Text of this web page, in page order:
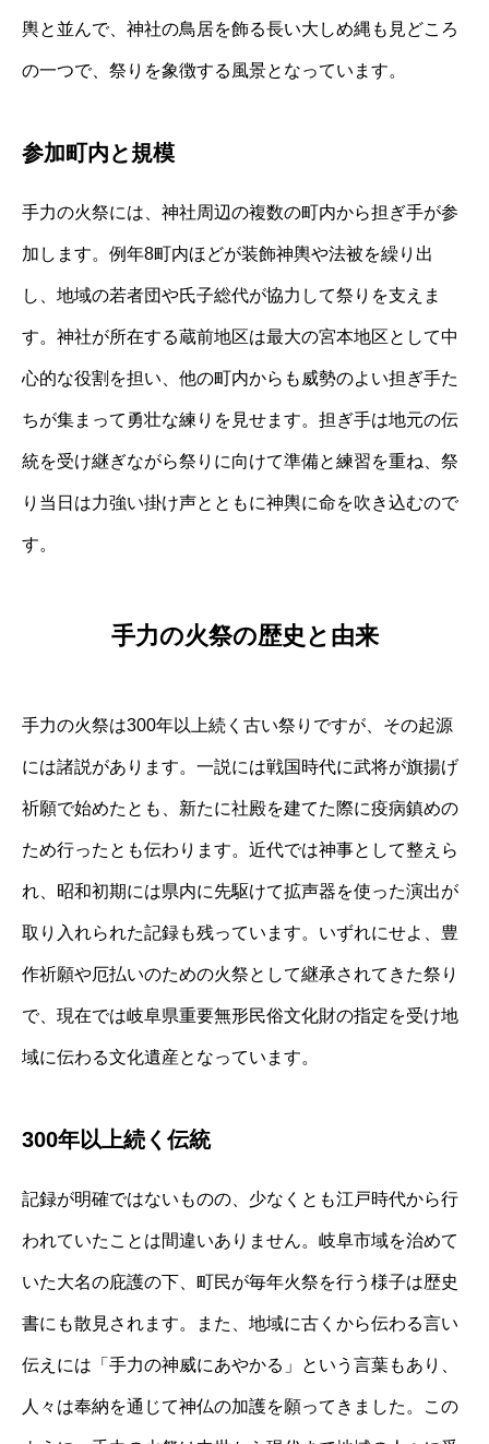
輿と並んで、神社の鳥居を飾る長い大しめ縄も見どころ
の一つで、祭りを象徴する風景となっています。
参加町内と規模
手力の火祭には、神社周辺の複数の町内から担ぎ手が参
加します。例年8町内ほどが装飾神輿や法被を繰り出
し、地域の若者団や氏子総代が協力して祭りを支えま
す。神社が所在する蔵前地区は最大の宮本地区として中
心的な役割を担い、他の町内からも威勢のよい担ぎ手た
ちが集まって勇壮な練りを見せます。担ぎ手は地元の伝
統を受け継ぎながら祭りに向けて準備と練習を重ね、祭
り当日は力強い掛け声とともに神輿に命を吹き込むので
す。
手力の火祭の歴史と由来
手力の火祭は300年以上続く古い祭りですが、その起源
には諸説があります。一説には戦国時代に武将が旗揚げ
祈願で始めたとも、新たに社殿を建てた際に疫病鎮めの
ため行ったとも伝わります。近代では神事として整えら
れ、昭和初期には県内に先駆けて拡声器を使った演出が
取り入れられた記録も残っています。いずれにせよ、豊
作祈願や厄払いのための火祭として継承されてきた祭り
で、現在では岐阜県重要無形民俗文化財の指定を受け地
域に伝わる文化遺産となっています。
300年以上続く伝統
記録が明確ではないものの、少なくとも江戸時代から行
われていたことは間違いありません。岐阜市域を治めて
いた大名の庇護の下、町民が毎年火祭を行う様子は歴史
書にも散見されます。また、地域に古くから伝わる言い
伝えには「手力の神威にあやかる」という言葉もあり、
人々は奉納を通じて神仏の加護を願ってきました。この